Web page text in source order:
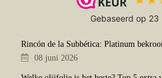
Rincón de la Subbética: Platinum
08 juni 2026